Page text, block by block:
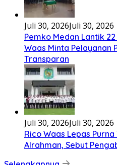
Tenga sakali nouwao khuo
wa’omasiTabato ia taroi furi
Lirik Seberkas Sinar – Deddy